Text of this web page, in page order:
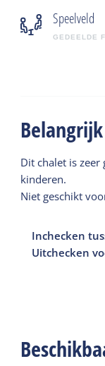
Speelveld
GEDEELDE
Dit chalet is
kinderen.
Niet geschikt
Inchecken
Uitchecken